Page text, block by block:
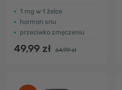
1 mg w 1 żelce
hormon snu
przeciwko zmęczeniu
49,99 zł 64,99 zł